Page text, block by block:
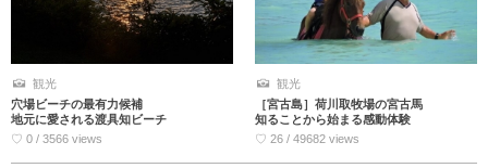
観光
穴場ビーチの最有力候補
地元に愛される渡具知ビーチ
♡ 0 / 3566 views
観光
［宮古島］荷川取牧場の宮古馬
知ることから始まる感動体験
♡ 26 / 49682 views